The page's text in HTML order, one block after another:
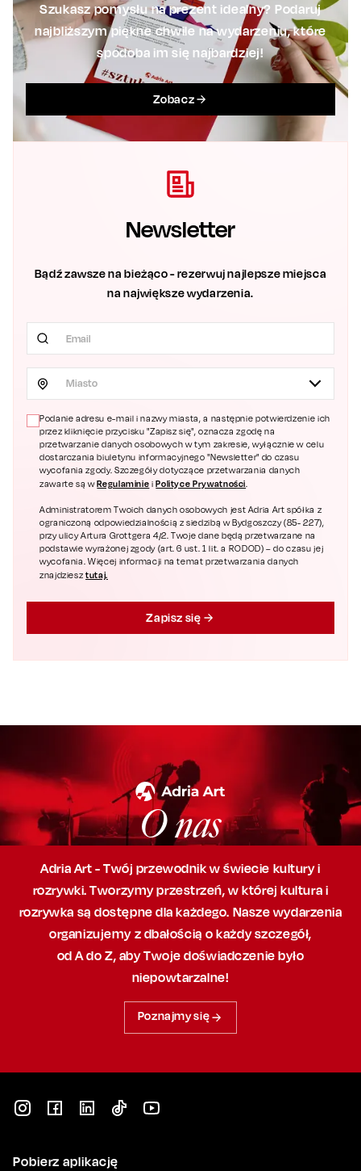
Szukasz pomysłu na prezent idealny? Podaruj
najbliższym piękne chwile na wydarzeniu, które
spodoba im się najbardziej!
Zobacz
Newsletter
Bądź zawsze na bieżąco - rezerwuj najlepsze miejsca
na największe wydarzenia.
Miasto
Podanie adresu e-mail i nazwy miasta, a następnie potwierdzenie ich
przez kliknięcie przycisku "Zapisz się", oznacza zgodę na
przetwarzanie danych osobowych w tym zakresie, wyłącznie w celu
dostarczania biuletynu informacyjnego "Newsletter" do czasu
wycofania zgody. Szczegóły dotyczące przetwarzania danych
zawarte są wRegulaminie i Polityce Prywatności.
Administratorem Twoich danych osobowych jest Adria Art spółka z
ograniczoną odpowiedzialnością z siedzibą w Bydgoszczy (85- 227),
przy ulicy Artura Grottgera 4/2. Twoje dane będą przetwarzane na
podstawie wyrażonej zgody (art. 6 ust. 1 lit. a RODOD) – do czasu jej
wycofania. Więcej informacji na temat przetwarzania danych
znajdziesztutaj.
Zapisz się
O nas
Adria Art - Twój przewodnik w świecie kultury i
rozrywki. Tworzymy przestrzeń,w której kultura i
rozrywka są dostępne dla każdego. Nasze wydarzenia
organizujemy z dbałością o każdy szczegół,
od A do Z, abyTwoje doświadczenie było
niepowtarzalne!
Poznajmy się
Pobierz aplikację